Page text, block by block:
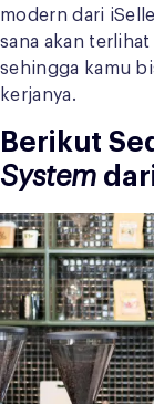
modern dari
sana akan
sehingga kamu
kerjanya.
Berikut
System